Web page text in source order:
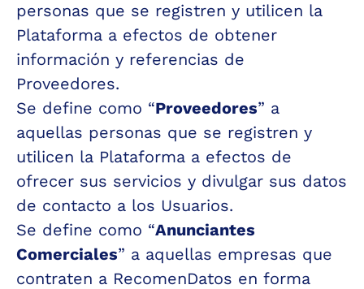
personas que se registren y utilicen la
Plataforma a efectos de obtener
información y referencias de
Proveedores.
Se define como “Proveedores” a
aquellas personas que se registren y
utilicen la Plataforma a efectos de
ofrecer sus servicios y divulgar sus datos
de contacto a los Usuarios.
Se define como “Anunciantes
Comerciales” a aquellas empresas que
contraten a RecomenDatos en forma